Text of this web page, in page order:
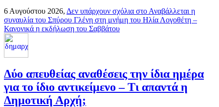
6 Αυγούστου 2026, Δεν υπάρχουν σχόλια στο Αναβάλλεται η
συναυλία του Σπύρου Γλένη στη μνήμη του Ηλία Λογοθέτη –
Κανονικά η εκδήλωση του Σαββάτου
Δύο απευθείας αναθέσεις την ίδια ημέρα
για το ίδιο αντικείμενο – Τι απαντά η
Δημοτική Αρχή;